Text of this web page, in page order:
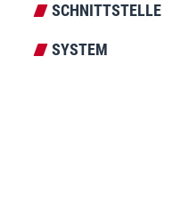
SCHNITTSTELLE
SYSTEM